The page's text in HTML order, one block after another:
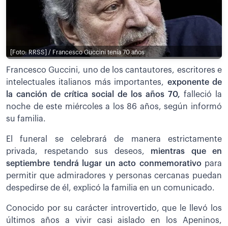
[Foto: RRSS] / Francesco Guccini tenía 70 años
Francesco Guccini, uno de los cantautores, escritores e
intelectuales italianos más importantes, exponente de
la canción de crítica social de los años 70, falleció la
noche de este miércoles a los 86 años, según informó
su familia.
El funeral se celebrará de manera estrictamente
privada, respetando sus deseos, mientras que en
septiembre tendrá lugar un acto conmemorativopara
permitir que admiradores y personas cercanas puedan
despedirse de él, explicó la familia en un comunicado.
Conocido por su carácter introvertido, que le llevó los
últimos años a vivir casi aislado en los Apeninos,